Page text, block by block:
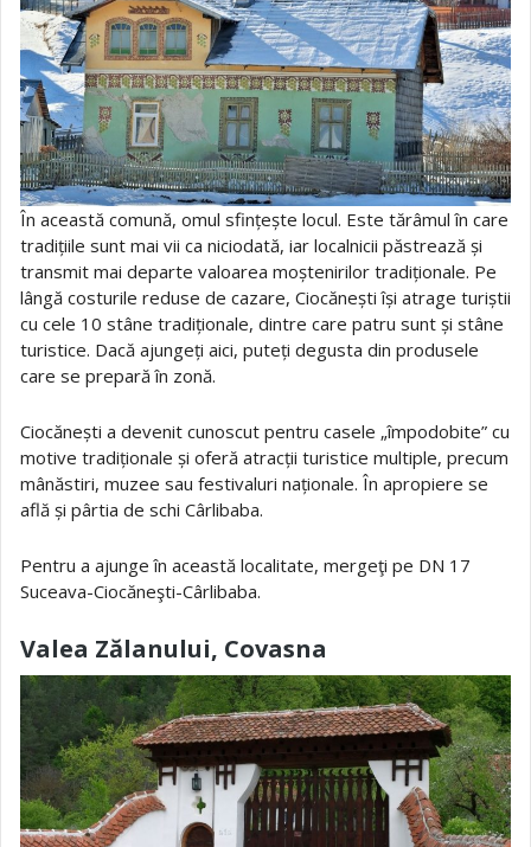
În această comună, omul sfințește locul. Este tărâmul în care
tradițiile sunt mai vii ca niciodată, iar localnicii păstrează și
transmit mai departe valoarea moștenirilor tradiționale. Pe
lângă costurile reduse de cazare, Ciocănești își atrage turiștii
cu cele 10 stâne tradiționale, dintre care patru sunt și stâne
turistice. Dacă ajungeți aici, puteți degusta din produsele
care se prepară în zonă.
Ciocănești a devenit cunoscut pentru casele „împodobite” cu
motive tradiționale și oferă atracții turistice multiple, precum
mânăstiri, muzee sau festivaluri naționale. În apropiere se
află și pârtia de schi Cârlibaba.
Pentru a ajunge în această localitate, mergeţi pe DN 17
Suceava-Ciocăneşti-Cârlibaba.
Valea Zălanului, Covasna